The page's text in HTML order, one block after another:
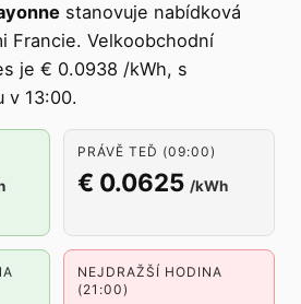
stanovuje nabídková
Francie. Velkoobchodní
je € 0.0938 /kWh, s
v 13:00.
PRÁVĚ TEĎ (09:00)
€ 0.0625 /kWh
NEJDRAŽŠÍ HODINA
(21:00)